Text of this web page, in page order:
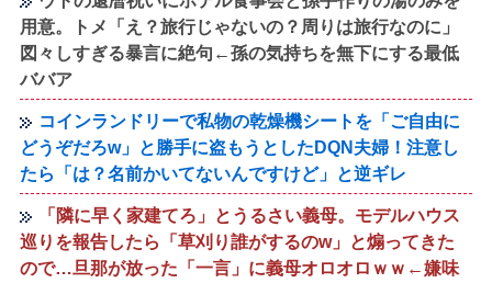
用意。トメ「え？旅行じゃないの？周りは旅行なのに」
図々しすぎる暴言に絶句←孫の気持ちを無下にする最低
ババア
コインランドリーで私物の乾燥機シートを「ご自由に
どうぞだろw」と勝手に盗もうとしたDQN夫婦！注意し
たら「は？名前かいてないんですけど」と逆ギレ
「隣に早く家建てろ」とうるさい義母。モデルハウス
巡りを報告したら「草刈り誰がするのw」と煽ってきた
ので…旦那が放った「一言」に義母オロオロｗｗ←嫌味